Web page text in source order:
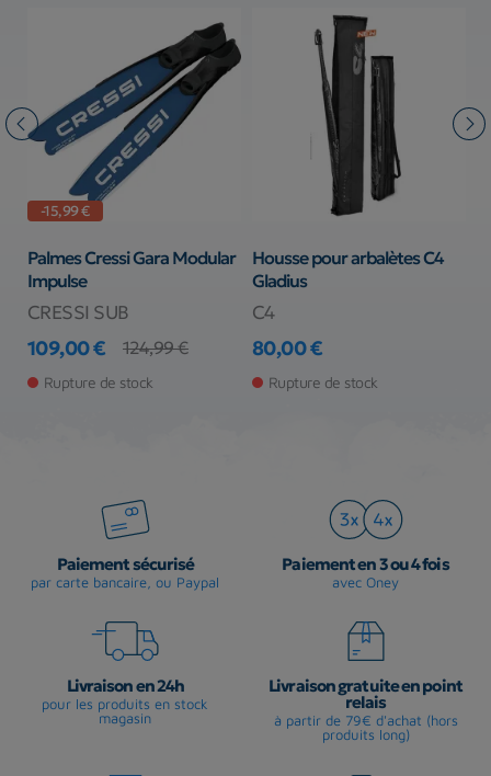
Cressi Gara Modular
SUB
€
base
124,99 €
de stock
Housse pour arbalètes C4
80,00 €
Rupture de stock
Palmes
Paiement sécurisé
par carte bancaire, ou Paypal
Paiement en 3 ou 4 fois
avec Oney
Livraison en 24h
pour les produits en stock
magasin
Livraison gratuite en point
relais
à partir de 79€ d'achat (hors
produits long)